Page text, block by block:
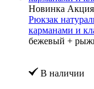
Новинка Акция
Рюкзак
карманами и
бежевый +
В наличии